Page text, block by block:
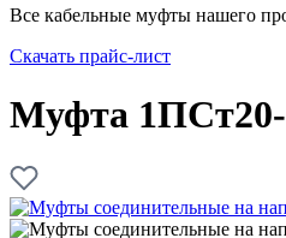
Все кабельные муфты нашего
Скачать прайс-лист
Муфта